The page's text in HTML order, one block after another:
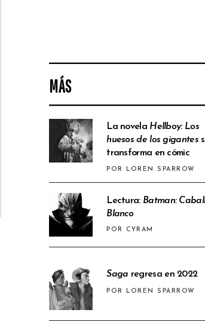
MÁS
La novela Hellboy: Los
huesos de los gigantes
transforma en cómic
POR LOREN SPARROW
Lectura: Batman:
Blanco
POR CYRAM
Saga regresa en 2022
POR LOREN SPARROW